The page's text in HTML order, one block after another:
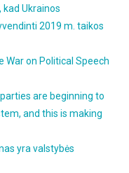
Ukrainos
2019 m. taikos
War on Political Speech
are beginning to
and this is making
yra valstybės